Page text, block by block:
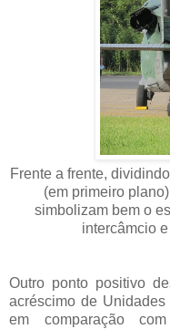
Frente a frente,
(em primeiro
simbolizam bem o
intercâmcio
Outro ponto positivo
acréscimo de
em comparação